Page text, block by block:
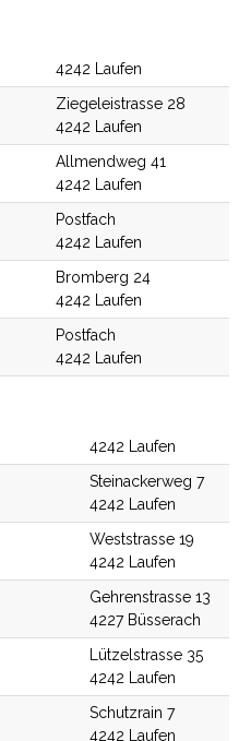
4242 Laufen
Ziegeleistrasse 28
4242 Laufen
Allmendweg 41
4242 Laufen
Postfach
4242 Laufen
Bromberg 24
4242 Laufen
Postfach
4242 Laufen
4242 Laufen
Steinackerweg 7
4242 Laufen
Weststrasse 19
4242 Laufen
Gehrenstrasse 13
4227 Büsserach
Lützelstrasse 35
4242 Laufen
Schutzrain 7
4242 Laufen